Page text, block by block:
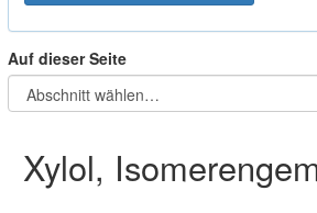
Auf dieser Seite
Xylol,